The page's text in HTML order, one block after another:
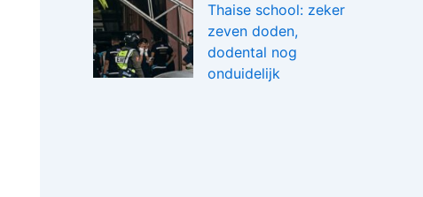
Thaise school: zeker
zeven doden,
dodental nog
onduidelijk